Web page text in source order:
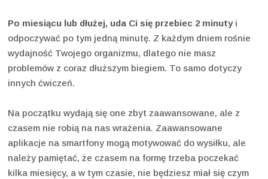
Po miesiącu lub dłużej, uda Ci się przebiec 2 minuty i
odpoczywać po tym jedną minutę. Z każdym dniem rośnie
wydajność Twojego organizmu, dlatego nie masz
problemów z coraz dłuższym biegiem. To samo dotyczy
innych ćwiczeń.
Na początku wydają się one zbyt zaawansowane, ale z
czasem nie robią na nas wrażenia. Zaawansowane
aplikacje na smartfony mogą motywować do wysiłku, ale
należy pamiętać, że czasem na formę trzeba poczekać
kilka miesięcy, a w tym czasie, nie będziesz miał się czym